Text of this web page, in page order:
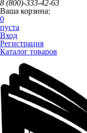
8 (800)-333-42-63
Ваша корзина:
0
пуста
Вход
Регистрация
Каталог товаров